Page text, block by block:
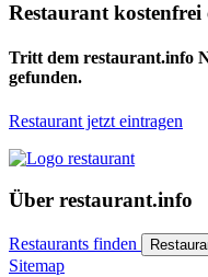
Restaurant kostenfrei
Tritt dem restaurant.info
gefunden.
Restaurant jetzt eintragen
Über restaurant.info
Restaurants finden
Sitemap